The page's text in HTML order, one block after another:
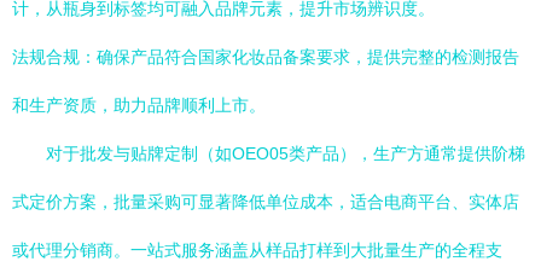
计，从瓶身到标签均可融入品牌元素，提升市场辨识度。
法规合规：确保产品符合国家化妆品备案要求，提供完整的检测报告
和生产资质，助力品牌顺利上市。
对于批发与贴牌定制（如OEO05类产品），生产方通常提供阶梯
式定价方案，批量采购可显著降低单位成本，适合电商平台、实体店
或代理分销商。一站式服务涵盖从样品打样到大批量生产的全程支